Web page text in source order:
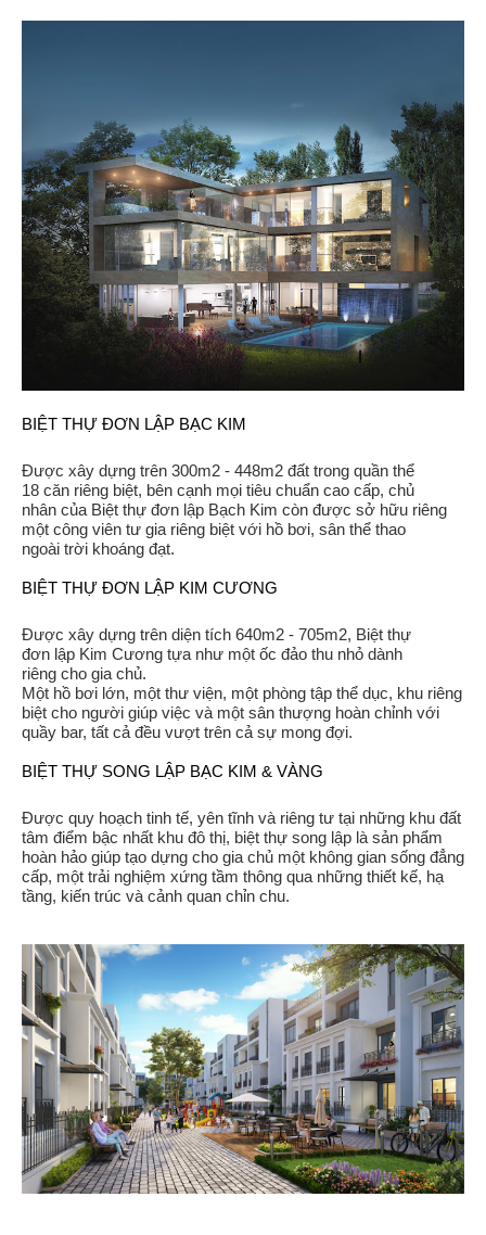
BIỆT THỰ ĐƠN LẬP BẠC KIM
Được xây dựng trên 300m2 - 448m2 đất trong quần thể
18 căn riêng biệt, bên cạnh mọi tiêu chuẩn cao cấp, chủ
nhân của Biệt thự đơn lập Bạch Kim còn được sở hữu riêng
một công viên tư gia riêng biệt với hồ bơi, sân thể thao
ngoài trời khoáng đạt.
BIỆT THỰ ĐƠN LẬP KIM CƯƠNG
Được xây dựng trên diện tích 640m2 - 705m2, Biệt thự
đơn lập Kim Cương tựa như một ốc đảo thu nhỏ dành
riêng cho gia chủ.
Một hồ bơi lớn, một thư viện, một phòng tập thể dục, khu riêng
biệt cho người giúp việc và một sân thượng hoàn chỉnh với
quầy bar, tất cả đều vượt trên cả sự mong đợi.
BIỆT THỰ SONG LẬP BẠC KIM & VÀNG
Được quy hoạch tinh tế, yên tĩnh và riêng tư tại những khu đất
tâm điểm bậc nhất khu đô thị, biệt thự song lập là sản phẩm
hoàn hảo giúp tạo dựng cho gia chủ một không gian sống đẳng
cấp, một trải nghiệm xứng tầm thông qua những thiết kế, hạ
tầng, kiến trúc và cảnh quan chỉn chu.